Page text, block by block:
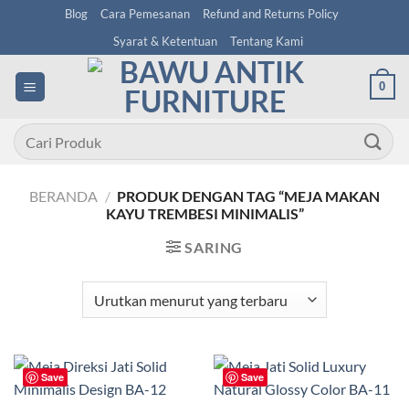
content
Blog Cara Pemesanan
Refund and Returns Policy
Syarat & Ketentuan
Tentang Kami
0
Pencarian
untuk:
BERANDA / PRODUK DENGAN TAG “MEJA MAKAN
KAYU TREMBESI MINIMALIS”
SARING
Save Save